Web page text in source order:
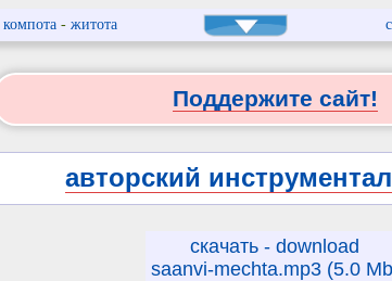
компота- житота
Поддержите сайт!
авторский
скачать - download
saanvi-mechta.mp3 (5.0